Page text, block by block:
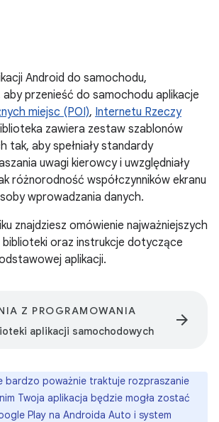
Android do samochodu,
aby przenieść do samochodu aplikacje
miejsc (POI), Internetu Rzeczy
zawiera zestaw szablonów
tak, aby spełniały standardy
uwagi kierowcy i uwzględniały
różnorodność współczynników ekranu
wprowadzania danych.
znajdziesz omówienie najważniejszych
biblioteki oraz instrukcje dotyczące
aplikacji.
Z PROGRAMOWANIA
aplikacji samochodowych
arrow_forward
bardzo poważnie traktuje rozpraszanie
Twoja aplikacja będzie mogła zostać
Play na Androida Auto i system